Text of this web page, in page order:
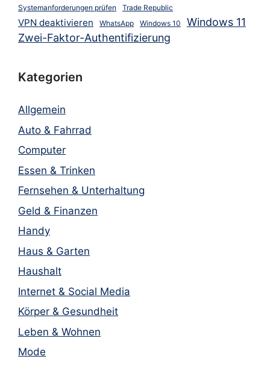
Systemanforderungen prüfen
Trade Republic
VPN deaktivieren WhatsApp Windows 10
Windows 11
Zwei-Faktor-Authentifizierung
Kategorien
Allgemein
Auto & Fahrrad
Computer
Essen & Trinken
Fernsehen & Unterhaltung
Geld & Finanzen
Handy
Haus & Garten
Haushalt
Internet & Social Media
Körper & Gesundheit
Leben & Wohnen
Mode